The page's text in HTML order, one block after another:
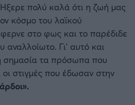
πολύ καλά ότι η ζωή μας
κόσμο του λαϊκού
στο φως και το παρέδιδε
αναλλοίωτο. Γι’ αυτό και
σημασία τα πρόσωπα που
στιγμές που έδωσαν στην